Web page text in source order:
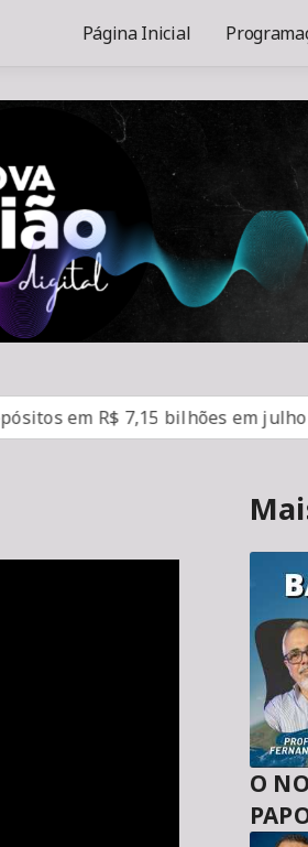
Página Inicial
em R$ 7,15 bilhões em julho
O